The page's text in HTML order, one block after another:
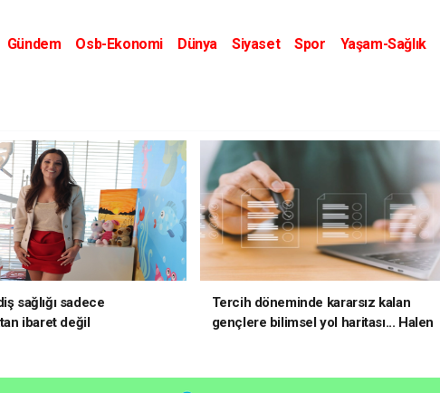
Gündem Osb-Ekonomi Dünya Siyaset Spor Yaşam-Sağlık
sağlığı sadece
ibaret değil
Tercih döneminde kararsız kalan
gençlere bilimsel yol haritası... Halen